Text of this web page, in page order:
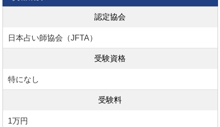
認定協会
日本占い師協会（JFTA）
受験資格
特になし
受験料
1万円